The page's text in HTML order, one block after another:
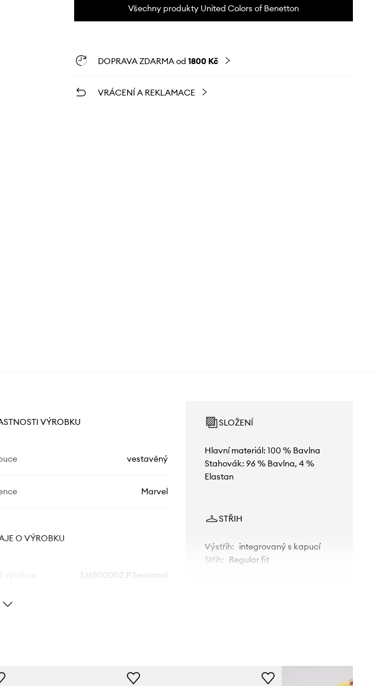
Všechny produkty United Colors of Benetton
DOPRAVA ZDARMA od 1800 Kč
VRÁCENÍ A REKLAMACE
VÝROBKU
vestavěný
Marvel
O VÝROBKU
3J68G200Z.P.Seasonal
SLOŽENÍ
Hlavní materiál: 100 % Bavlna
Stahovák: 96 % Bavlna, 4 %
Elastan
STŘIH
Výstřih: integrovaný s kapucí
Střih: Regular fit